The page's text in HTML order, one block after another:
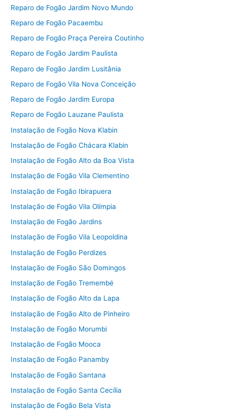
Reparo de Fogão Jardim Novo Mundo
Reparo de Fogão Pacaembu
Reparo de Fogão Praça Pereira Coutinho
Reparo de Fogão Jardim Paulista
Reparo de Fogão Jardim Lusitânia
Reparo de Fogão Vila Nova Conceição
Reparo de Fogão Jardim Europa
Reparo de Fogão Lauzane Paulista
Instalação de Fogão Nova Klabin
Instalação de Fogão Chácara Klabin
Instalação de Fogão Alto da Boa Vista
Instalação de Fogão Vila Clementino
Instalação de Fogão Ibirapuera
Instalação de Fogão Vila Olímpia
Instalação de Fogão Jardins
Instalação de Fogão Vila Leopoldina
Instalação de Fogão Perdizes
Instalação de Fogão São Domingos
Instalação de Fogão Tremembé
Instalação de Fogão Alto da Lapa
Instalação de Fogão Alto de Pinheiro
Instalação de Fogão Morumbi
Instalação de Fogão Mooca
Instalação de Fogão Panamby
Instalação de Fogão Santana
Instalação de Fogão Santa Cecília
Instalação de Fogão Bela Vista